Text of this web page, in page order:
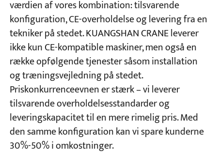
værdien af vores kombination: tilsvarende
konfiguration, CE-overholdelse og levering fra en
tekniker på stedet. KUANGSHAN CRANE leverer
ikke kun CE-kompatible maskiner, men også en
række opfølgende tjenester såsom installation
og træningsvejledning på stedet.
Priskonkurrenceevnen er stærk – vi leverer
tilsvarende overholdelsesstandarder og
leveringskapacitet til en mere rimelig pris. Med
den samme konfiguration kan vi spare kunderne
30%-50% i omkostninger.